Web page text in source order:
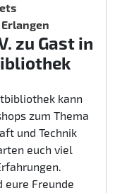
zu Gast in
kann
zum Thema
und Technik
euch viel
eure Freunde